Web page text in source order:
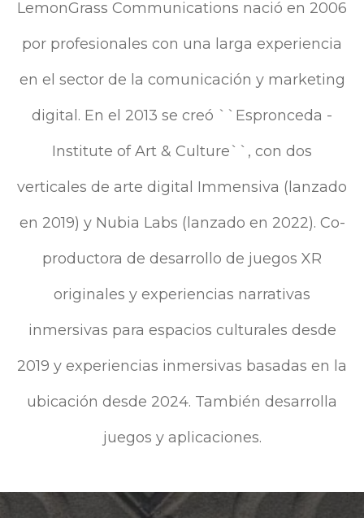
LemonGrass Communications nació en 2006
por profesionales con una larga experiencia
en el sector de la comunicación y marketing
digital. En el 2013 se creó ``Espronceda -
Institute of Art & Culture``, con dos
verticales de arte digital Immensiva (lanzado
en 2019) y Nubia Labs (lanzado en 2022). Co-
productora de desarrollo de juegos XR
originales y experiencias narrativas
inmersivas para espacios culturales desde
2019 y experiencias inmersivas basadas en la
ubicación desde 2024. También desarrolla
juegos y aplicaciones.